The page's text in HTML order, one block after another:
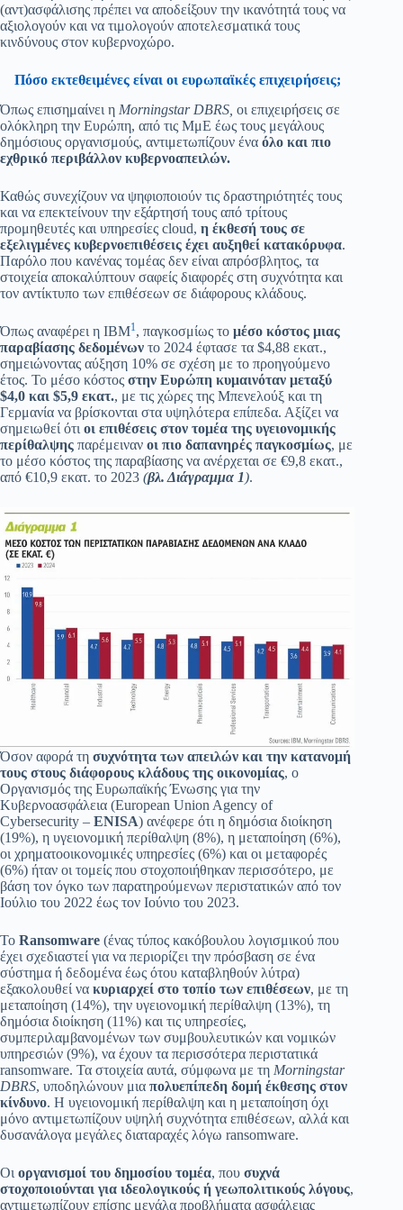
(αντ)ασφάλισης πρέπει να αποδείξουν την ικανότητά τους να
αξιολογούν και να τιμολογούν αποτελεσματικά τους
κινδύνους στον κυβερνοχώρο.
Πόσο εκτεθειμένες είναι οι ευρωπαϊκές επιχειρήσεις;
Όπως επισημαίνει η Morningstar DBRS, οι επιχειρήσεις σε
ολόκληρη την Ευρώπη, από τις ΜμΕ έως τους μεγάλους
δημόσιους οργανισμούς, αντιμετωπίζουν ένα όλο και πιο
εχθρικό περιβάλλον κυβερνοαπειλών.
Καθώς συνεχίζουν να ψηφιοποιούν τις δραστηριότητές τους
και να επεκτείνουν την εξάρτησή τους από τρίτους
προμηθευτές και υπηρεσίες cloud, η έκθεσή τους σε
εξελιγμένες κυβερνοεπιθέσεις έχει αυξηθεί κατακόρυφα.
Παρόλο που κανένας τομέας δεν είναι απρόσβλητος, τα
στοιχεία αποκαλύπτουν σαφείς διαφορές στη συχνότητα και
τον αντίκτυπο των επιθέσεων σε διάφορους κλάδους.
Όπως αναφέρει η IBM1, παγκοσμίως το μέσο κόστος μιας
παραβίασης δεδομένων το 2024 έφτασε τα $4,88 εκατ.,
σημειώνοντας αύξηση 10% σε σχέση με το προηγούμενο
έτος. Το μέσο κόστος στην Ευρώπη κυμαινόταν μεταξύ
$4,0 και $5,9 εκατ., με τις χώρες της Μπενελούξ και τη
Γερμανία να βρίσκονται στα υψηλότερα επίπεδα. Αξίζει να
σημειωθεί ότι οι επιθέσεις στον τομέα της υγειονομικής
περίθαλψης παρέμειναν οι πιο δαπανηρές παγκοσμίως, με
το μέσο κόστος της παραβίασης να ανέρχεται σε €9,8 εκατ.,
από €10,9 εκατ. το 2023 (βλ. Διάγραμμα 1).
Όσον αφορά τη συχνότητα των απειλών και την κατανομή
τους στους διάφορους κλάδους της οικονομίας, ο
Οργανισμός της Ευρωπαϊκής Ένωσης για την
Κυβερνοασφάλεια (European Union Agency of
Cybersecurity – ENISA) ανέφερε ότι η δημόσια διοίκηση
(19%), η υγειονομική περίθαλψη (8%), η μεταποίηση (6%),
οι χρηματοοικονομικές υπηρεσίες (6%) και οι μεταφορές
(6%) ήταν οι τομείς που στοχοποιήθηκαν περισσότερο, με
βάση τον όγκο των παρατηρούμενων περιστατικών από τον
Ιούλιο του 2022 έως τον Ιούνιο του 2023.
Το Ransomware (ένας τύπος κακόβουλου λογισμικού που
έχει σχεδιαστεί για να περιορίζει την πρόσβαση σε ένα
σύστημα ή δεδομένα έως ότου καταβληθούν λύτρα)
εξακολουθεί να κυριαρχεί στο τοπίο των επιθέσεων, με τη
μεταποίηση (14%), την υγειονομική περίθαλψη (13%), τη
δημόσια διοίκηση (11%) και τις υπηρεσίες,
συμπεριλαμβανομένων των συμβουλευτικών και νομικών
υπηρεσιών (9%), να έχουν τα περισσότερα περιστατικά
ransomware. Τα στοιχεία αυτά, σύμφωνα με τη Morningstar
DBRS, υποδηλώνουν μια πολυεπίπεδη δομή έκθεσης στον
κίνδυνο. Η υγειονομική περίθαλψη και η μεταποίηση όχι
μόνο αντιμετωπίζουν υψηλή συχνότητα επιθέσεων, αλλά και
δυσανάλογα μεγάλες διαταραχές λόγω ransomware.
Οι οργανισμοί του δημοσίου τομέα, που συχνά
στοχοποιούνται για ιδεολογικούς ή γεωπολιτικούς λόγους,
αντιμετωπίζουν επίσης μεγάλα προβλήματα ασφάλειας